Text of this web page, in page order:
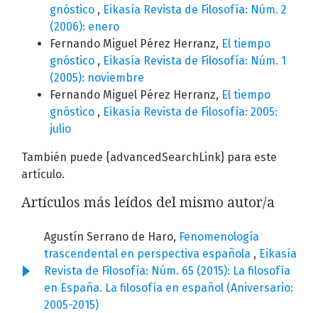
gnóstico , Eikasía Revista de Filosofía: Núm. 2
(2006): enero
Fernando Miguel Pérez Herranz, El tiempo
gnóstico , Eikasía Revista de Filosofía: Núm. 1
(2005): noviembre
Fernando Miguel Pérez Herranz, El tiempo
gnóstico , Eikasía Revista de Filosofía: 2005:
julio
También puede {advancedSearchLink} para este
artículo.
Artículos más leídos del mismo autor/a
Agustín Serrano de Haro, Fenomenología
trascendental en perspectiva española , Eikasía
Revista de Filosofía: Núm. 65 (2015): La filosofía
en España. La filosofía en español (Aniversario:
2005-2015)